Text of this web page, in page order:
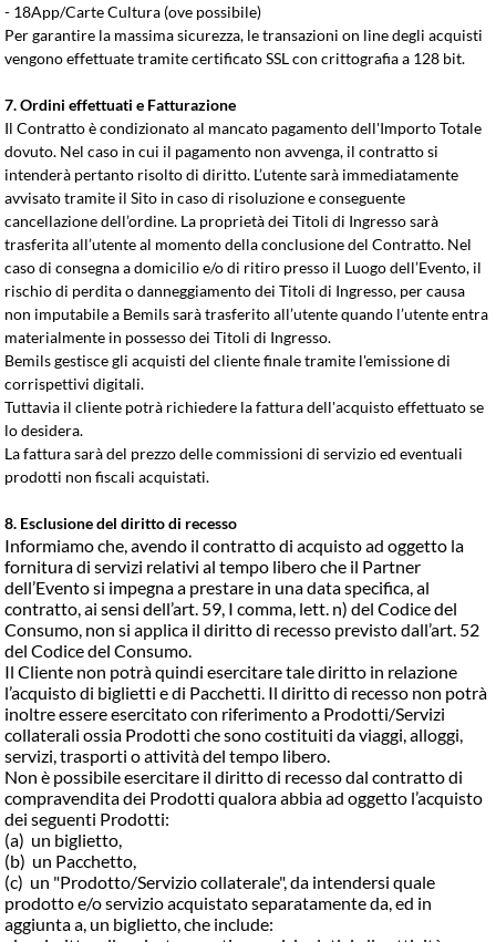
- 18App/Carte Cultura (ove possibile)
Per garantire la massima sicurezza, le transazioni on line degli acquisti
vengono effettuate tramite certificato SSL con crittografia a 128 bit.
7. Ordini effettuati e Fatturazione
Il Contratto è condizionato al mancato pagamento dell'Importo Totale
dovuto. Nel caso in cui il pagamento non avvenga, il contratto si
intenderà pertanto risolto di diritto. L’utente sarà immediatamente
avvisato tramite il Sito in caso di risoluzione e conseguente
cancellazione dell’ordine. La proprietà dei Titoli di Ingresso sarà
trasferita all’utente al momento della conclusione del Contratto. Nel
caso di consegna a domicilio e/o di ritiro presso il Luogo dell’Evento, il
rischio di perdita o danneggiamento dei Titoli di Ingresso, per causa
non imputabile a Bemils sarà trasferito all’utente quando l’utente entra
materialmente in possesso dei Titoli di Ingresso.
Bemils gestisce gli acquisti del cliente finale tramite l'emissione di
corrispettivi digitali.
Tuttavia il cliente potrà richiedere la fattura dell'acquisto effettuato se
lo desidera.
La fattura sarà del prezzo delle commissioni di servizio ed eventuali
prodotti non fiscali acquistati.
8. Esclusione del diritto di recesso
Informiamo che, avendo il contratto di acquisto ad oggetto la
fornitura di servizi relativi al tempo libero che il Partner
dell’Evento si impegna a prestare in una data specifica, al
contratto, ai sensi dell’art. 59, I comma, lett. n) del Codice del
Consumo, non si applica il diritto di recesso previsto dall’art. 52
del Codice del Consumo.
Il Cliente non potrà quindi esercitare tale diritto in relazione
l’acquisto di biglietti e di Pacchetti. Il diritto di recesso non potrà
inoltre essere esercitato con riferimento a Prodotti/Servizi
collaterali ossia Prodotti che sono costituiti da viaggi, alloggi,
servizi, trasporti o attività del tempo libero.
Non è possibile esercitare il diritto di recesso dal contratto di
compravendita dei Prodotti qualora abbia ad oggetto l’acquisto
dei seguenti Prodotti:
(a) un biglietto,
(b) un Pacchetto,
(c) un "Prodotto/Servizio collaterale", da intendersi quale
prodotto e/o servizio acquistato separatamente da, ed in
aggiunta a, un biglietto, che include: